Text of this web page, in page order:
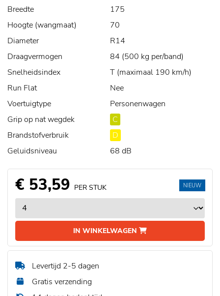
Breedte
175
Hoogte (wangmaat)
70
Diameter
R14
Draagvermogen
84 (500 kg per/band)
Snelheidsindex
T (maximaal 190 km/h)
Run Flat
Nee
Voertuigtype
Personenwagen
Grip op nat wegdek
C
Brandstofverbruik
D
Geluidsniveau
68 dB
€ 53,59 PER STUK
IN WINKELWAGEN
NIEUW
Levertijd 2-5 dagen
Gratis verzending